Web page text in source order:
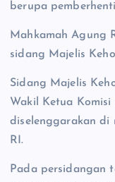
berupa
Mahkamah Agung
sidang Majelis
Sidang Majelis
Wakil Ketua Komisi
diselenggarakan di
RI.
Pada persidangan